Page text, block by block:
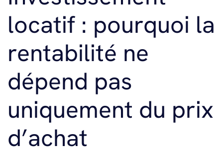
locatif : pourquoi la
rentabilité ne
dépend pas
uniquement du prix
d’achat